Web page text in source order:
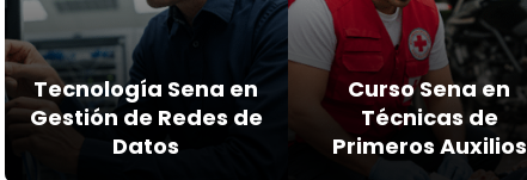
Tecnología Sena en
Gestión de Redes de
Datos
Curso Sena en
Técnicas de
Primeros Auxilios